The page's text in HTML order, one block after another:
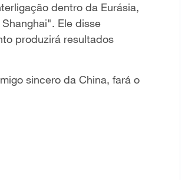
dentro da Eurásia,
Ele disse
produzirá resultados
sincero da China, fará o